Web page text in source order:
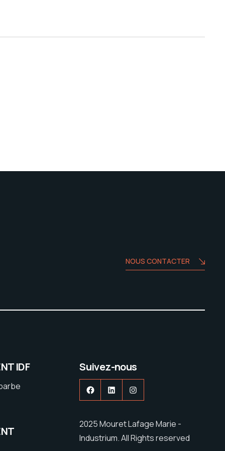
NOUS CONTACTER
IDF Suivez-nous
Facebook
LinkedInInstagram
2025 Mouret Lafage Marie -
Industrium. All Rights reserved